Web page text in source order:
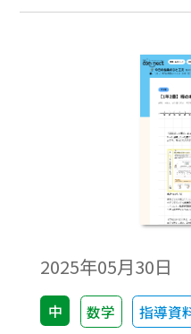
懸念されるため、
ら、文字使用のき
きたいところです
2025年05月30日
中 数学 指導資